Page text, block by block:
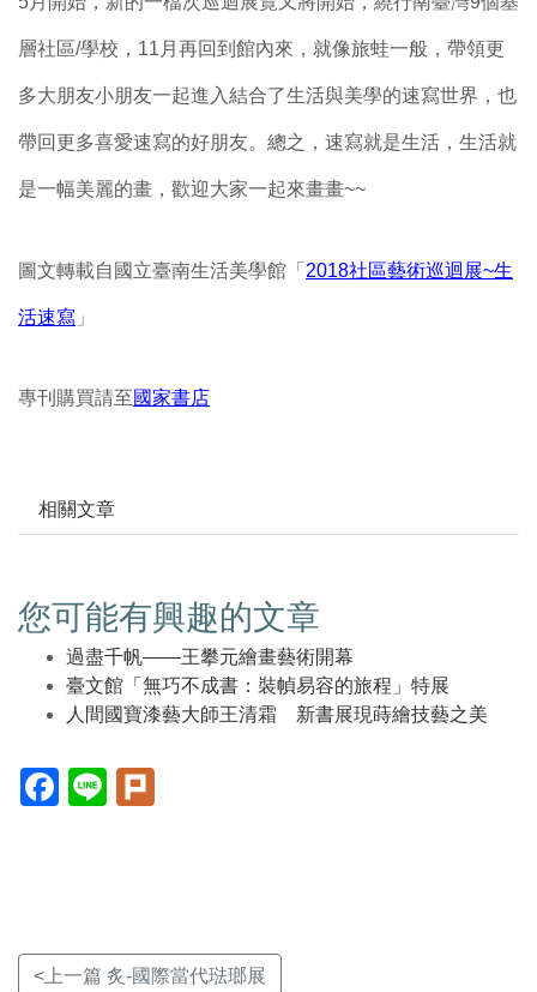
層社區/學校，11月再回到館內來，就像旅蛙一般，帶領更
多大朋友小朋友一起進入結合了生活與美學的速寫世界，也
帶回更多喜愛速寫的好朋友。總之，速寫就是生活，生活就
是一幅美麗的畫，歡迎大家一起來畫畫~~
圖文轉載自國立臺南生活美學館「 2018社區藝術巡迴展~生
活速寫 」
專刊購買請至國家書店
相關文章
您可能有興趣的文章
過盡千帆——王攀元繪畫藝術開幕
臺文館「無巧不成書：裝幀易容的旅程」特展
人間國寶漆藝大師王清霜 新書展現蒔繪技藝之美
Facebook(另
開
Line(另
開
<上一篇 炙-國際當代琺瑯展